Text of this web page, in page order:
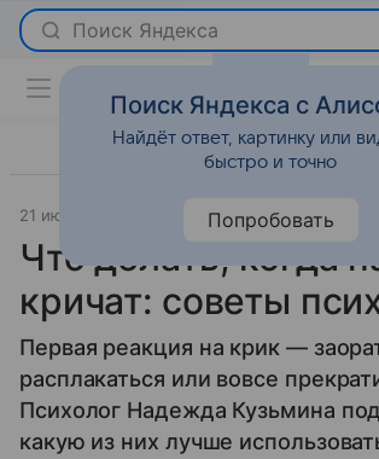
Поиск Яндекса
21 июля 2026 Леди Mail О важном
Что делать, когда
кричат: советы
Первая реакция на крик —
расплакаться или вовсе
Психолог Надежда Кузьмина
какую из них лучше
Поиск Яндекса с
Найдёт ответ, картинку или
быстро и точно
Попробовать